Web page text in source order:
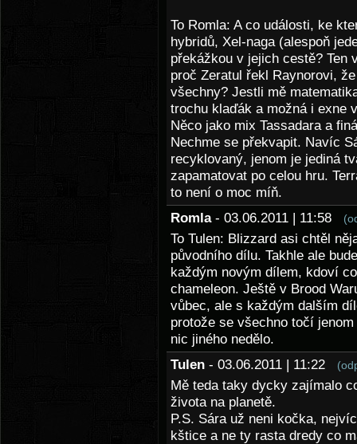
To Romla: A co události, ke
hybridů, Xel-naga (alespoň
překážkou v jejich cestě? Ten
proč Zeratul řekl Raynorovi,
všechny? Jestli mě
trochu klaďák a možná i exne
Něco jako mix Tassadara a
Nechme se překvapit. Navíc
recyklovaný, jenom je jediná
zapamatovat po celou hru.
to není o moc míň.
Romla - 03.06.2011 | 11:58
To Tulen: Blizzard asi chtěl
původního dílu. Takhle ale
každým novým dílem, kdoví
chameleon. Ještě v Brood
vůbec, ale s každým dalším
protože se všechno točí
nic jiného nedělo.
Tulen - 03.06.2011 | 11:22
Mě teda taky dycky zajímalo
života na planetě.
P.S. Sára už neni kočka,
kštice a ne ty rasta dredy co